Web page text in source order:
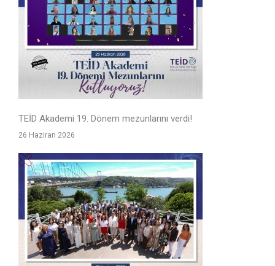
TEİD Akademi 19. Dönem mezunlarını verdi!
26 Haziran 2026